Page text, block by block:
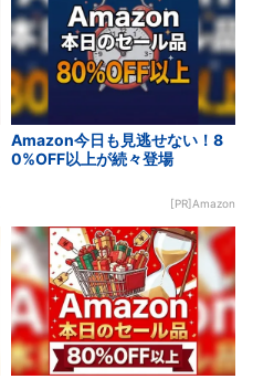
Amazon今日も見逃せない！8
0%OFF以上が続々登場
[PR]Amazon